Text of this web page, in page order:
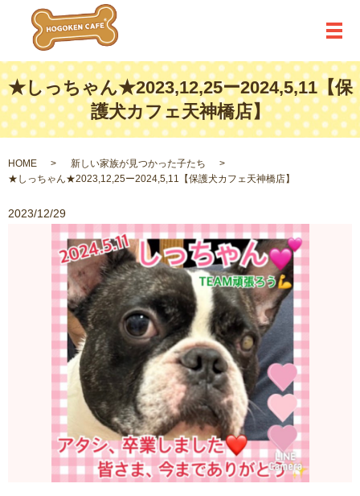
メ
★しっちゃん★2023,12,25ー2024,5,11【保
護犬カフェ天神橋店】
HOME
新しい家族が見つかった子たち
★しっちゃん★2023,12,25ー2024,5,11【保護犬カフェ天神橋店】
2023/12/29